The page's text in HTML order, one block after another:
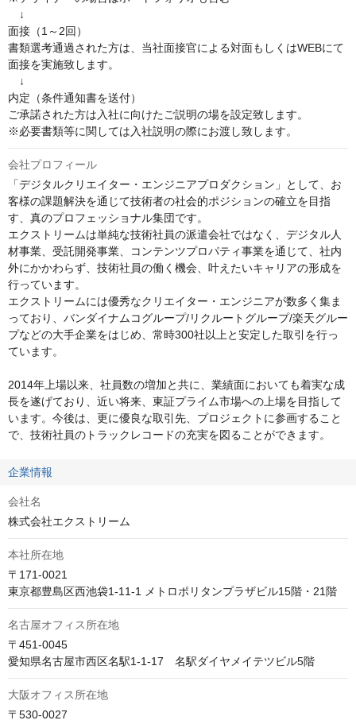
↓
面接（1～2回）
書類選考通過された方は、当社面接官による対面もしくはWEBにて
面接を実施致します。
↓
内定（条件通知書を送付）
ご承諾された方は入社に向けたご説明の場を設定致します。
※必要書類等に関しては入社説明の際にお渡し致します。
会社プロフィール
「デジタルクリエイター・エンジニアプロダクション」として、お
客様の課題解決を通じて技術者の社会的ポジションの確立を目指
す、真のプロフェッショナル集団です。
エクストリームは単純な技術社員の派遣会社ではなく、デジタル人
材事業、受託開発事業、コンテンツプロパティ事業を通じて、社内
外にかかわらず、技術社員の働く機会、叶えたいキャリアの形成を
行っています。
エクストリームには優秀なクリエイター・エンジニアが数多く集ま
っており、バンダイナムコグループ/リクルートグループ/楽天グルー
プなどの大手企業をはじめ、常時300社以上と安定した取引を行っ
ています。
2014年上場以来、社員数の増加と共に、業績面においても着実な成
長を遂げており、近い将来、東証プライム市場への上場を目指して
います。今後は、更に優良な取引先、プロジェクトに参画すること
で、技術社員のトラックレコードの充実を図ることができます。
企業情報
会社名
株式会社エクストリーム
本社所在地
〒171-0021
東京都豊島区西池袋1-11-1 メトロポリタンプラザビル15階・21階
名古屋オフィス所在地
〒451-0045
愛知県名古屋市西区名駅1-1-17　名駅ダイヤメイテツビル5階
大阪オフィス所在地
〒530-0027